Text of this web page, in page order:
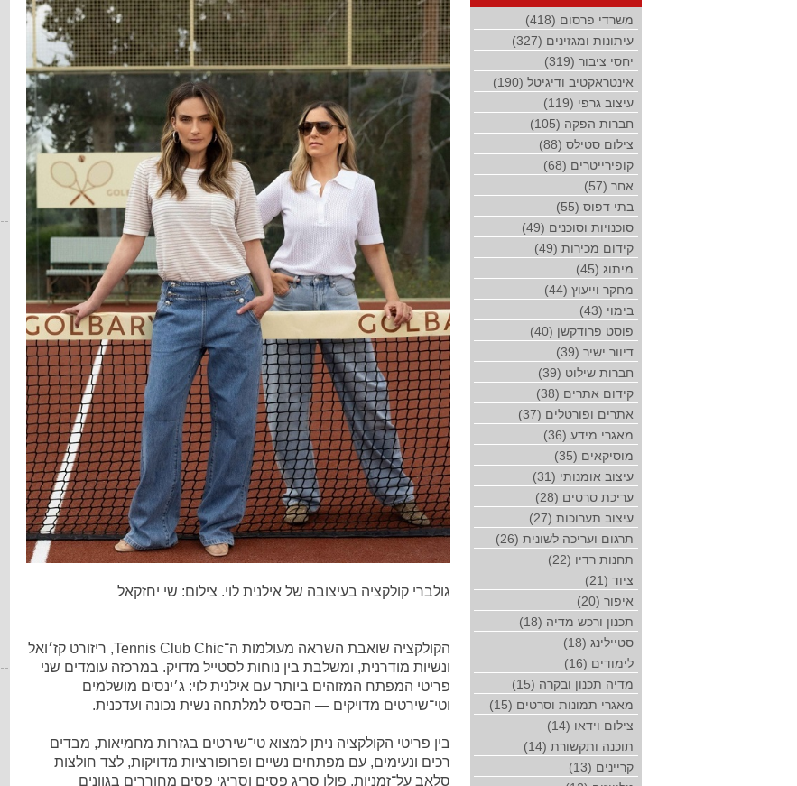
גולברי קולקציה בעיצובה של אילנית לוי. צילום: שי יחזקאל
הקולקציה שואבת השראה מעולמות ה־Tennis Club Chic, ריזורט קז׳ואל
ונשיות מודרנית, ומשלבת בין נוחות לסטייל מדויק. במרכזה עומדים שני
פריטי המפתח המזוהים ביותר עם אילנית לוי: ג׳ינסים מושלמים
וטי־שירטים מדויקים — הבסיס למלתחה נשית נכונה ועדכנית.
בין פריטי הקולקציה ניתן למצוא טי־שירטים בגזרות מחמיאות, מבדים
רכים ונעימים, עם מפתחים נשיים ופרופורציות מדויקות, לצד חולצות
סלאב על־זמניות, פולו סריג פסים וסריגי פסים מחוררים בגוונים
משרדי פרסום (418)
עיתונות ומגזינים (327)
יחסי ציבור (319)
אינטראקטיב ודיגיטל (190)
עיצוב גרפי (119)
חברות הפקה (105)
צילום סטילס (88)
קופירייטרים (68)
אחר (57)
בתי דפוס (55)
סוכנויות וסוכנים (49)
קידום מכירות (49)
מיתוג (45)
מחקר וייעוץ (44)
בימוי (43)
פוסט פרודקשן (40)
דיוור ישיר (39)
חברות שילוט (39)
קידום אתרים (38)
אתרים ופורטלים (37)
מאגרי מידע (36)
מוסיקאים (35)
עיצוב אומנותי (31)
עריכת סרטים (28)
עיצוב תערוכות (27)
תרגום ועריכה לשונית (26)
תחנות רדיו (22)
ציוד (21)
איפור (20)
תכנון ורכש מדיה (18)
סטיילינג (18)
לימודים (16)
מדיה תכנון ובקרה (15)
מאגרי תמונות וסרטים (15)
צילום וידאו (14)
תוכנה ותקשורת (14)
קריינים (13)